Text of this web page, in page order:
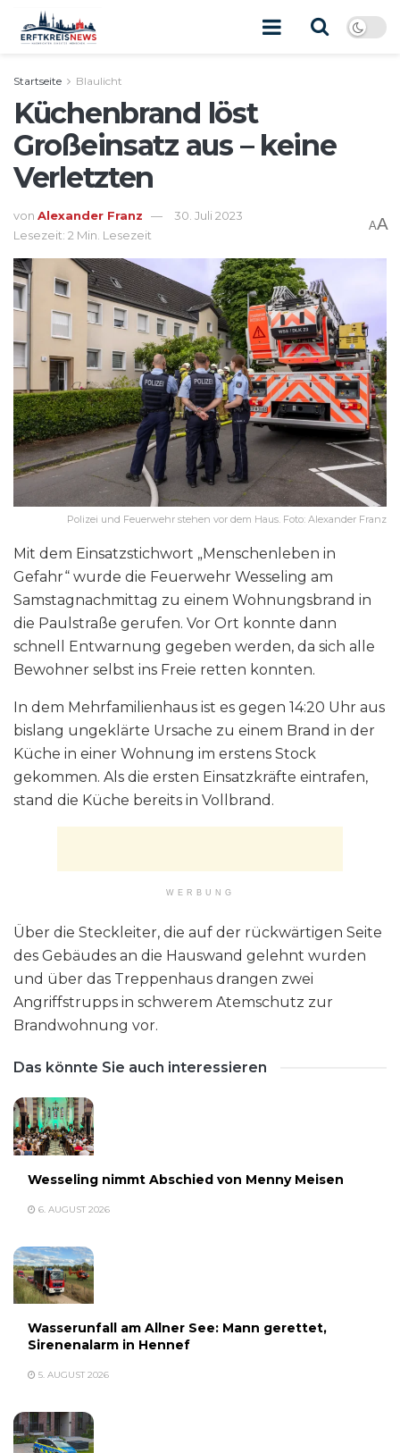
Startseite Blaulicht
Küchenbrand löst
Großeinsatz aus – keine
Verletzten
von Alexander Franz
30. Juli 2023
Lesezeit: 2 Min. Lesezeit
AA
Polizei und Feuerwehr stehen vor dem Haus. Foto: Alexander Franz
Mit dem Einsatzstichwort „Menschenleben in
Gefahr“ wurde die Feuerwehr Wesseling am
Samstagnachmittag zu einem Wohnungsbrand in
die Paulstraße gerufen. Vor Ort konnte dann
schnell Entwarnung gegeben werden, da sich alle
Bewohner selbst ins Freie retten konnten.
In dem Mehrfamilienhaus ist es gegen 14:20 Uhr aus
bislang ungeklärte Ursache zu einem Brand in der
Küche in einer Wohnung im erstens Stock
gekommen. Als die ersten Einsatzkräfte eintrafen,
stand die Küche bereits in Vollbrand.
WERBUNG
Über die Steckleiter, die auf der rückwärtigen Seite
des Gebäudes an die Hauswand gelehnt wurden
und über das Treppenhaus drangen zwei
Angriffstrupps in schwerem Atemschutz zur
Brandwohnung vor.
Das könnte Sie auch interessieren
Wesseling nimmt Abschied von Menny Meisen
6. AUGUST 2026
Wasserunfall am Allner See: Mann gerettet,
Sirenenalarm in Hennef
5. AUGUST 2026